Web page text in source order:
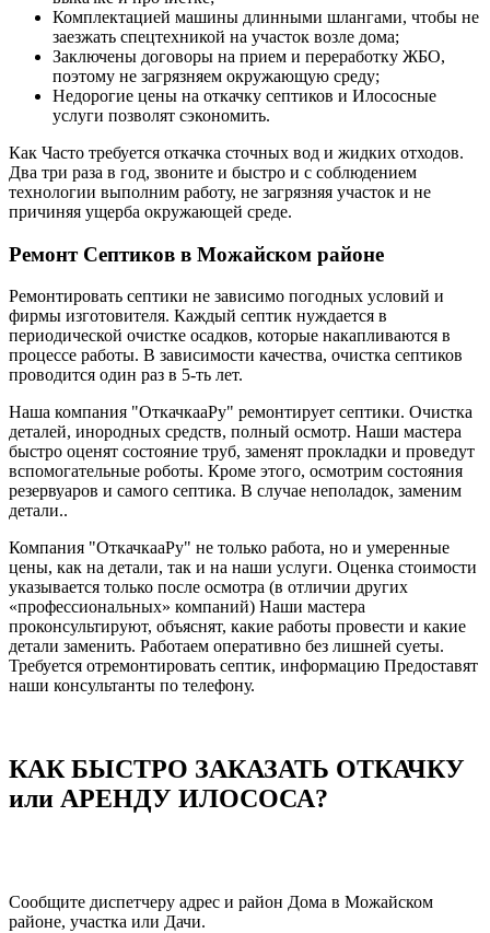
Комплектацией машины длинными шлангами, чтобы не
заезжать спецтехникой на участок возле дома;
Заключены договоры на прием и переработку ЖБО,
поэтому не загрязняем окружающую среду;
Недорогие цены на откачку септиков и Илососные
услуги позволят сэкономить.
Как Часто требуется откачка сточных вод и жидких отходов.
Два три раза в год, звоните и быстро и с соблюдением
технологии выполним работу, не загрязняя участок и не
причиняя ущерба окружающей среде.
Ремонт Септиков в Можайском районе
Ремонтировать септики не зависимо погодных условий и
фирмы изготовителя. Каждый септик нуждается в
периодической очистке осадков, которые накапливаются в
процессе работы. В зависимости качества, очистка септиков
проводится один раз в 5-ть лет.
Наша компания "ОткачкааРу" ремонтирует септики. Очистка
деталей, инородных средств, полный осмотр. Наши мастера
быстро оценят состояние труб, заменят прокладки и проведут
вспомогательные роботы. Кроме этого, осмотрим состояния
резервуаров и самого септика. В случае неполадок, заменим
детали..
Компания "ОткачкааРу" не только работа, но и умеренные
цены, как на детали, так и на наши услуги. Оценка стоимости
указывается только после осмотра (в отличии других
«профессиональных» компаний) Наши мастера
проконсультируют, объяснят, какие работы провести и какие
детали заменить. Работаем оперативно без лишней суеты.
Требуется отремонтировать септик, информацию Предоставят
наши консультанты по телефону.
КАК БЫСТРО ЗАКАЗАТЬ ОТКАЧКУ
или АРЕНДУ ИЛОСОСА?
Сообщите диспетчеру адрес и район Дома в Можайском
районе, участка или Дачи.